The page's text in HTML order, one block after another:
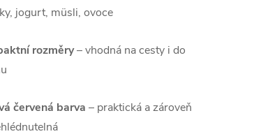
jogurt, müsli, ovoce
rozměry– vhodná na cesty i do
červená barva – praktická a zároveň